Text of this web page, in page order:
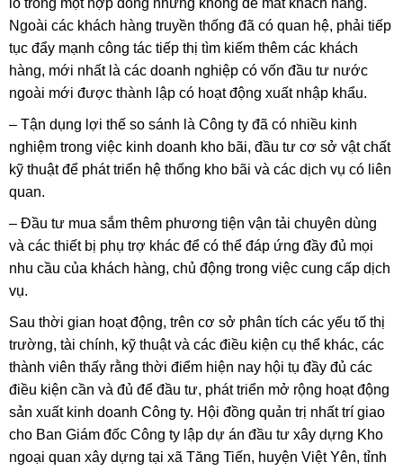
lỗ trong một hợp đồng nhưng không để mất khách hàng.
Ngoài các khách hàng truyền thống đã có quan hệ, phải tiếp
tục đẩy mạnh công tác tiếp thị tìm kiếm thêm các khách
hàng, mới nhất là các doanh nghiệp có vốn đầu tư nước
ngoài mới được thành lập có hoạt động xuất nhập khẩu.
– Tận dụng lợi thế so sánh là Công ty đã có nhiều kinh
nghiệm trong việc kinh doanh kho bãi, đầu tư cơ sở vật chất
kỹ thuật để phát triển hệ thống kho bãi và các dịch vụ có liên
quan.
– Đầu tư mua sắm thêm phương tiện vận tải chuyên dùng
và các thiết bị phụ trợ khác để có thể đáp ứng đầy đủ mọi
nhu cầu của khách hàng, chủ động trong việc cung cấp dịch
vụ.
Sau thời gian hoạt động, trên cơ sở phân tích các yếu tố thị
trường, tài chính, kỹ thuật và các điều kiện cụ thể khác, các
thành viên thấy rằng thời điểm hiện nay hội tụ đầy đủ các
điều kiện cần và đủ để đầu tư, phát triển mở rộng hoạt động
sản xuất kinh doanh Công ty. Hội đồng quản trị nhất trí giao
cho Ban Giám đốc Công ty lập dự án đầu tư xây dựng Kho
ngoại quan xây dựng tại xã Tăng Tiến, huyện Việt Yên, tỉnh